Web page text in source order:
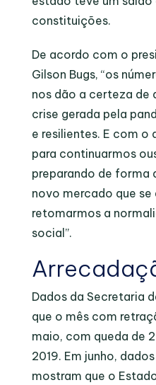
constituições.
De acordo com o
Gilson Bugs, “os
nos dão a certeza de
crise gerada pela
e resilientes. E com o
para continuarmos
preparando de forma
novo mercado que se
retomarmos a
social”.
Dados da Secretaria
que o mês com
maio, com queda de
2019. Em junho,
mostram que o